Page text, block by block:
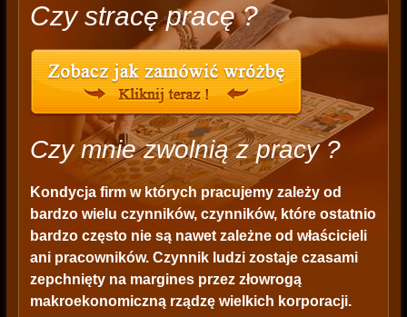
Czy stracę pracę ?
Czy mnie zwolnią z pracy ?
Kondycja firm w których pracujemy zależy od
bardzo wielu czynników, czynników, które ostatnio
bardzo często nie są nawet zależne od właścicieli
ani pracowników. Czynnik ludzi zostaje czasami
zepchnięty na margines przez złowrogą
makroekonomiczną rządzę wielkich korporacji.